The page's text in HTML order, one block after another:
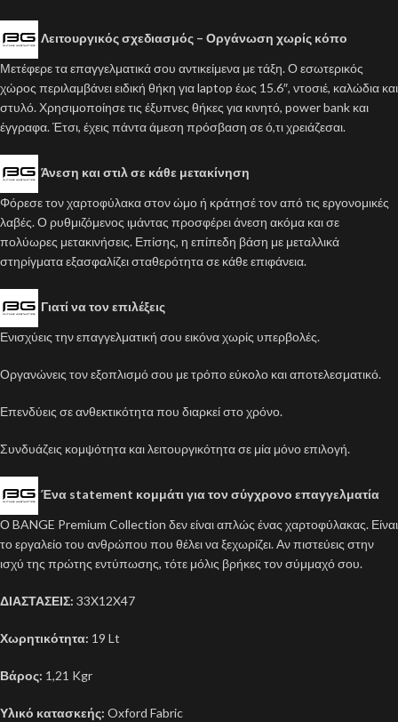
Λειτουργικός σχεδιασμός – Οργάνωση χωρίς κόπο
Μετέφερε τα επαγγελματικά σου αντικείμενα με τάξη. Ο εσωτερικός
χώρος περιλαμβάνει ειδική θήκη για laptop έως 15.6″, ντοσιέ, καλώδια και
στυλό. Χρησιμοποίησε τις έξυπνες θήκες για κινητό, power bank και
έγγραφα. Έτσι, έχεις πάντα άμεση πρόσβαση σε ό,τι χρειάζεσαι.
Άνεση και στιλ σε κάθε μετακίνηση
Φόρεσε τον χαρτοφύλακα στον ώμο ή κράτησέ τον από τις εργονομικές
λαβές. Ο ρυθμιζόμενος ιμάντας προσφέρει άνεση ακόμα και σε
πολύωρες μετακινήσεις. Επίσης, η επίπεδη βάση με μεταλλικά
στηρίγματα εξασφαλίζει σταθερότητα σε κάθε επιφάνεια.
Γιατί να τον επιλέξεις
Ενισχύεις την επαγγελματική σου εικόνα χωρίς υπερβολές.
Οργανώνεις τον εξοπλισμό σου με τρόπο εύκολο και αποτελεσματικό.
Επενδύεις σε ανθεκτικότητα που διαρκεί στο χρόνο.
Συνδυάζεις κομψότητα και λειτουργικότητα σε μία μόνο επιλογή.
Ένα statement κομμάτι για τον σύγχρονο επαγγελματία
Ο BANGE Premium Collection δεν είναι απλώς ένας χαρτοφύλακας. Είναι
το εργαλείο του ανθρώπου που θέλει να ξεχωρίζει. Αν πιστεύεις στην
ισχύ της πρώτης εντύπωσης, τότε μόλις βρήκες τον σύμμαχό σου.
ΔΙΑΣΤΑΣΕΙΣ: 33X12X47
Χωρητικότητα: 19 Lt
Βάρος: 1,21 Kgr
Υλικό κατασκεής: Oxford Fabric